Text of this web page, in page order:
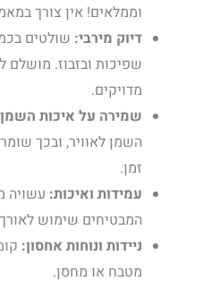
וממלאים! אין צורך
דיוק מירבי: שולטים
שפיכות ובזבוז. מושלם
מדויקים.
שמירה על איכות
השמן לאוויר, ובכך
זמן.
עמידות ואיכות: עשויה
המבטיחים שימוש
ניידות ונוחות אחסון:
מטבח או מחסן.